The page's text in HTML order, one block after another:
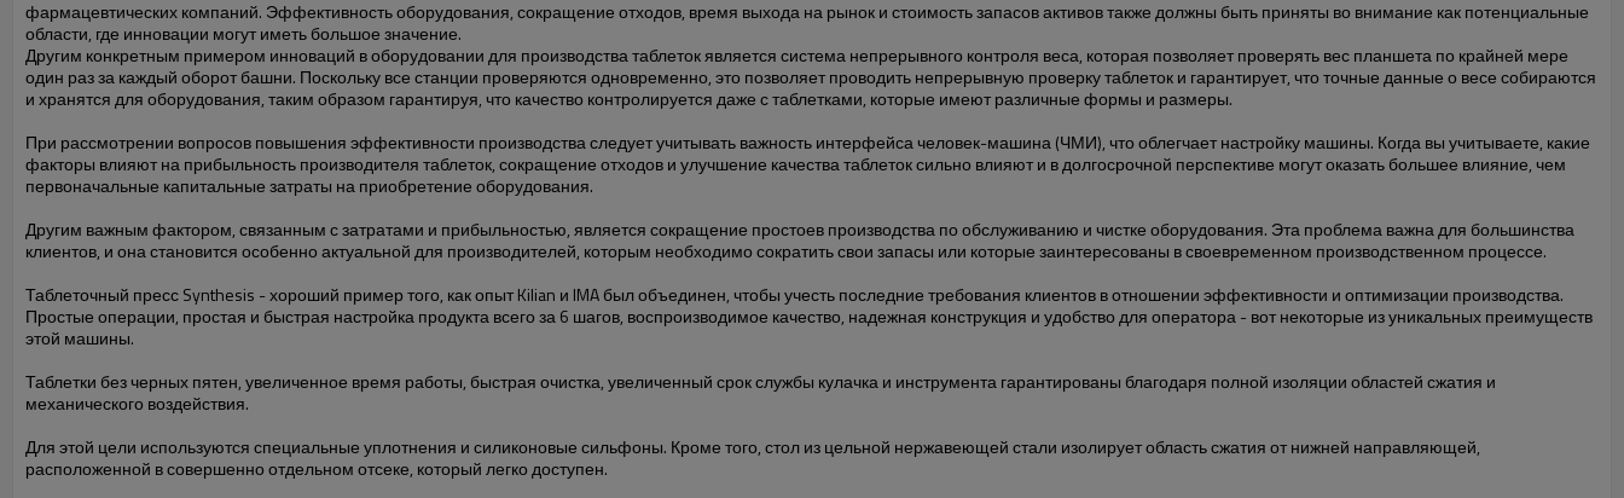
фармацевтических компаний. Эффективность оборудования, сокращение отходов, время выхода на рынок и стоимость запасов активов также должны быть приняты во внимание как потенциальные
области, где инновации могут иметь большое значение.
Другим конкретным примером инноваций в оборудовании для производства таблеток является система непрерывного контроля веса, которая позволяет проверять вес планшета по крайней мере
один раз за каждый оборот башни. Поскольку все станции проверяются одновременно, это позволяет проводить непрерывную проверку таблеток и гарантирует, что точные данные о весе собираются
и хранятся для оборудования, таким образом гарантируя, что качество контролируется даже с таблетками, которые имеют различные формы и размеры.
При рассмотрении вопросов повышения эффективности производства следует учитывать важность интерфейса человек-машина (ЧМИ), что облегчает настройку машины. Когда вы учитываете, какие
факторы влияют на прибыльность производителя таблеток, сокращение отходов и улучшение качества таблеток сильно влияют и в долгосрочной перспективе могут оказать большее влияние, чем
первоначальные капитальные затраты на приобретение оборудования.
Другим важным фактором, связанным с затратами и прибыльностью, является сокращение простоев производства по обслуживанию и чистке оборудования. Эта проблема важна для большинства
клиентов, и она становится особенно актуальной для производителей, которым необходимо сократить свои запасы или которые заинтересованы в своевременном производственном процессе.
Таблеточный пресс Synthesis - хороший пример того, как опыт Kilian и IMA был объединен, чтобы учесть последние требования клиентов в отношении эффективности и оптимизации производства.
Простые операции, простая и быстрая настройка продукта всего за 6 шагов, воспроизводимое качество, надежная конструкция и удобство для оператора - вот некоторые из уникальных преимуществ
этой машины.
Таблетки без черных пятен, увеличенное время работы, быстрая очистка, увеличенный срок службы кулачка и инструмента гарантированы благодаря полной изоляции областей сжатия и
механического воздействия.
Для этой цели используются специальные уплотнения и силиконовые сильфоны. Кроме того, стол из цельной нержавеющей стали изолирует область сжатия от нижней направляющей,
расположенной в совершенно отдельном отсеке, который легко доступен.